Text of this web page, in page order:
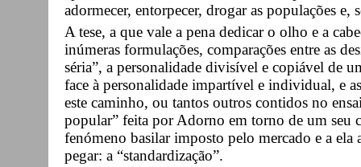
adormecer, entorpecer, drogar as populações e,
A tese, a que vale a pena dedicar o olho e a
inúmeras formulações, comparações entre as
séria”, a personalidade divisível e copiável de
face à personalidade impartível e individual, e
este caminho, ou tantos outros contidos no
popular” feita por Adorno em torno de um seu
fenómeno basilar imposto pelo mercado e a ela
pegar: a “standardização”.